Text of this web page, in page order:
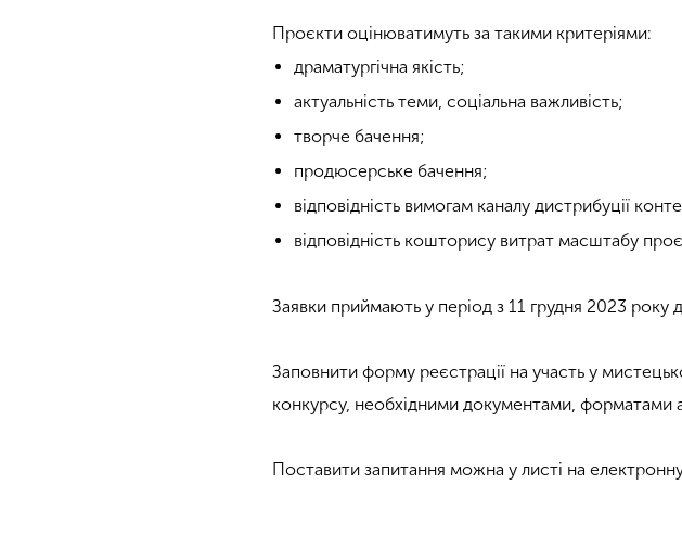
Проєкти оцінюватимуть за такими критеріями:
драматургічна якість;
актуальність теми, соціальна важливість;
творче бачення;
продюсерське бачення;
відповідність вимогам каналу дистрибуції
відповідність кошторису витрат масштабу
Заявки приймають у період з 11 грудня 2023 року
Заповнити форму реєстрації на участь у
конкурсу, необхідними документами, форматами
Поставити запитання можна у листі на